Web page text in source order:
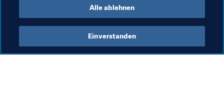
Alle ablehnen
Einverstanden